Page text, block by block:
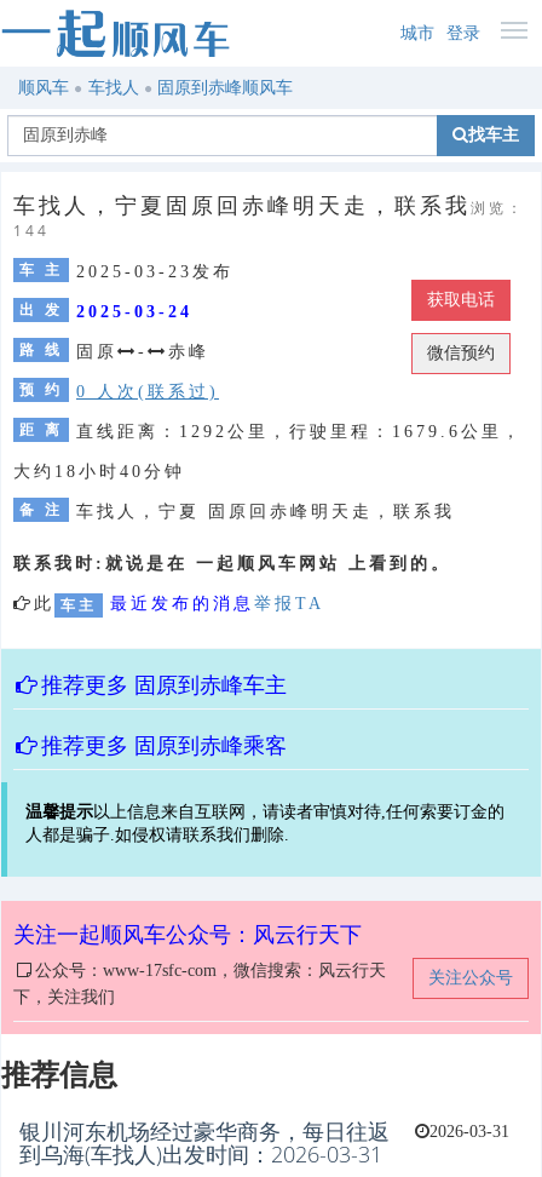
城市 登录
顺风车 车找人 固原到赤峰顺风车
找车主
车找人，宁夏固原回赤峰明天走，联系我浏览：
144
车 主 2025-03-23发布
出 发 2025-03-24
获取电话
微信预约
路 线 固原 - 赤峰
预 约 0 人次(联系过)
距 离 直线距离：1292公里，行驶里程：1679.6公里，
大约18小时40分钟
备 注 车找人，宁夏 固原回赤峰明天走，联系我
联系我时:就说是在 一起顺风车网站 上看到的。
此 车主 最近发布的消息 举报TA
推荐更多 固原到赤峰车主
推荐更多 固原到赤峰乘客
温馨提示以上信息来自互联网，请读者审慎对待,任何索要订金的
人都是骗子.如侵权请联系我们删除.
关注一起顺风车公众号：风云行天下
关注公众号
公众号：www-17sfc-com，微信搜索：风云行天
下，关注我们
推荐信息
2026-03-31
银川河东机场经过豪华商务，每日往返
到乌海(车找人)出发时间：2026-03-31